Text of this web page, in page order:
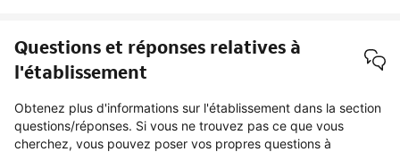
Questions et réponses relatives à
l'établissement
Obtenez plus d'informations sur l'établissement dans la section
questions/réponses. Si vous ne trouvez pas ce que vous
cherchez, vous pouvez poser vos propres questions à